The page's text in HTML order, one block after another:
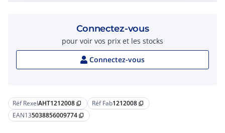
Réf RexelAHT1212008 content_copy Réf Fab1212008 content_copy
EAN135038856009774 content_copy
Connectez-vous
pour voir vos prix et les stocks
Connectez-vous